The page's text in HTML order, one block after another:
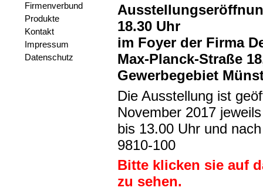
Firmenverbund
Produkte
Kontakt
Impressum
Datenschutz
18.30 Uhr
im Foyer der Firma
Max-Planck-Straße
Gewerbegebiet
Die Ausstellung ist
November 2017
bis 13.00 Uhr und
9810-100
Bitte klicken sie auf
zu sehen.